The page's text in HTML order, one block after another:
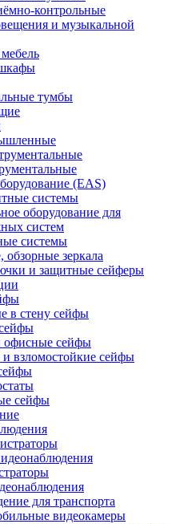
контрольные
и музыкальной
тумбы
(EAS)
системы
оборудование для
систем
системы
обзорные зеркала
и защитные сейферы
в стену сейфы
офисные сейфы
взломостойкие сейфы
сейфы
для транспорта
видеокамеры